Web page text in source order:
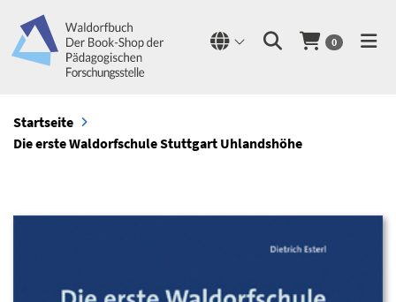
0
Startseite
Die erste Waldorfschule Stuttgart Uhlandshöhe